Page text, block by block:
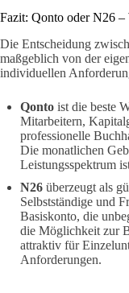
Fazit: Qonto oder N26
Die Entscheidung
maßgeblich von der
individuellen
Qonto ist die beste
Mitarbeitern,
professionelle
Die monatlichen
Leistungsspektrum
N26 überzeugt als
Selbstständige und
Basiskonto, die
die Möglichkeit zur
attraktiv für
Anforderungen.